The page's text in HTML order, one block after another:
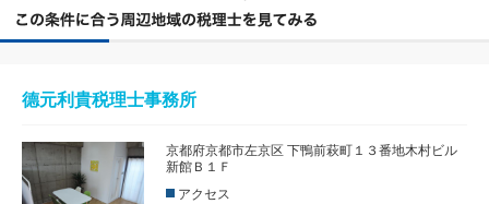
德元利貴税理士事務所
京都府京都市左京区 下鴨前萩町１３番地木村ビル
新館Ｂ１Ｆ
アクセス